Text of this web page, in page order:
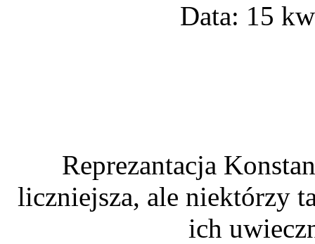
Data: 15
Reprezantacja
liczniejsza, ale niektórzy
ich